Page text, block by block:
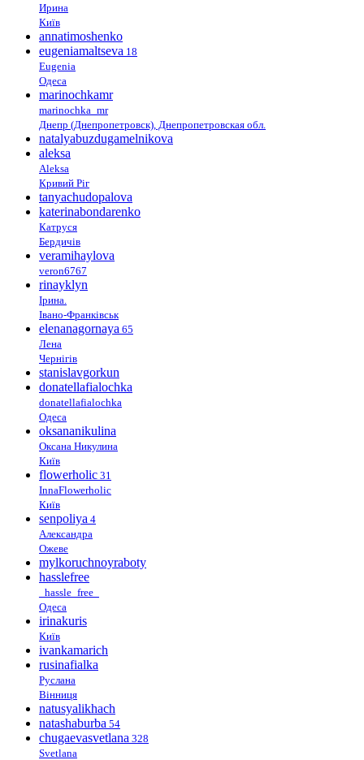
Ирина
Київ
annatimoshenko
eugeniamaltseva 18
Eugenia
Одеса
marinochkamr
marinochka_mr
Днепр (Днепропетровск), Днепропетровская обл.
natalyabuzdugamelnikova
aleksa
Aleksa
Кривий Ріг
tanyachudopalova
katerinabondarenko
Катруся
Бердичів
veramihaylova
veron6767
rinayklyn
Ірина.
Івано-Франківськ
elenanagornaya 65
Лена
Чернігів
stanislavgorkun
donatellafialochka
donatellafialochka
Одеса
oksananikulina
Оксана Никулина
Київ
flowerholic 31
InnaFlowerholic
Київ
senpoliya 4
Александра
Ожеве
mylkoruchnoyraboty
hasslefree
_hassle_free_
Одеса
irinakuris
Київ
ivankamarich
rusinafialka
Руслана
Вінниця
natusyalikhach
natashaburba 54
chugaevasvetlana 328
Svetlana